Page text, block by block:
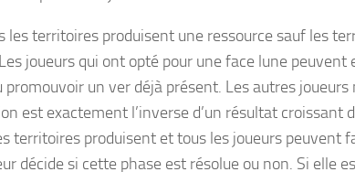
les territoires produisent une ressource sauf les
joueurs qui ont opté pour une face lune
promouvoir un ver déjà présent. Les autres
est exactement l’inverse d’un résultat croissant
territoires produisent et tous les joueurs peuvent
décide si cette phase est résolue ou non. Si elle